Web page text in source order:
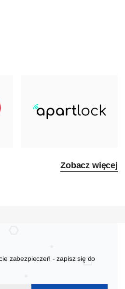
Zobacz więcej
zabezpieczeń - zapisz się do